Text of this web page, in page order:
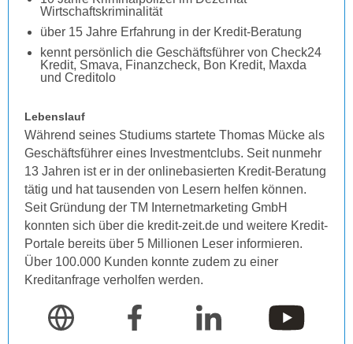
Wirtschaftskriminalität
über 15 Jahre Erfahrung in der Kredit-Beratung
kennt persönlich die Geschäftsführer von Check24
Kredit, Smava, Finanzcheck, Bon Kredit, Maxda
und Creditolo
Lebenslauf
Während seines Studiums startete Thomas Mücke als
Geschäftsführer eines Investmentclubs. Seit nunmehr
13 Jahren ist er in der onlinebasierten Kredit-Beratung
tätig und hat tausenden von Lesern helfen können.
Seit Gründung der TM Internetmarketing GmbH
konnten sich über die kredit-zeit.de und weitere Kredit-
Portale bereits über 5 Millionen Leser informieren.
Über 100.000 Kunden konnte zudem zu einer
Kreditanfrage verholfen werden.